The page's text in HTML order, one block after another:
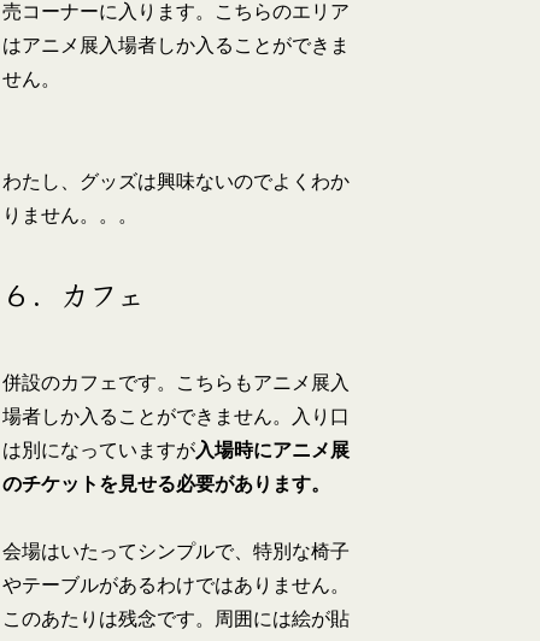
売コーナーに入ります。こちらのエリア
はアニメ展入場者しか入ることができま
せん。
わたし、グッズは興味ないのでよくわか
りません。。。
６．カフェ
併設のカフェです。こちらもアニメ展入
場者しか入ることができません。入り口
は別になっていますが入場時にアニメ展
のチケットを見せる必要があります。
会場はいたってシンプルで、特別な椅子
やテーブルがあるわけではありません。
このあたりは残念です。周囲には絵が貼